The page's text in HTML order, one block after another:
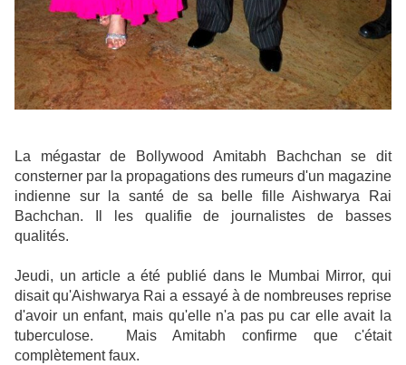
La mégastar de Bollywood Amitabh Bachchan se dit
consterner par la propagations des rumeurs d'un magazine
indienne sur la santé de sa belle fille Aishwarya Rai
Bachchan. Il les qualifie de journalistes de basses
qualités.
Jeudi, un article a été publié dans le Mumbai Mirror, qui
disait qu'Aishwarya Rai a essayé à de nombreuses reprise
d'avoir un enfant, mais qu'elle n'a pas pu car elle avait la
tuberculose. Mais Amitabh confirme que c'était
complètement faux.